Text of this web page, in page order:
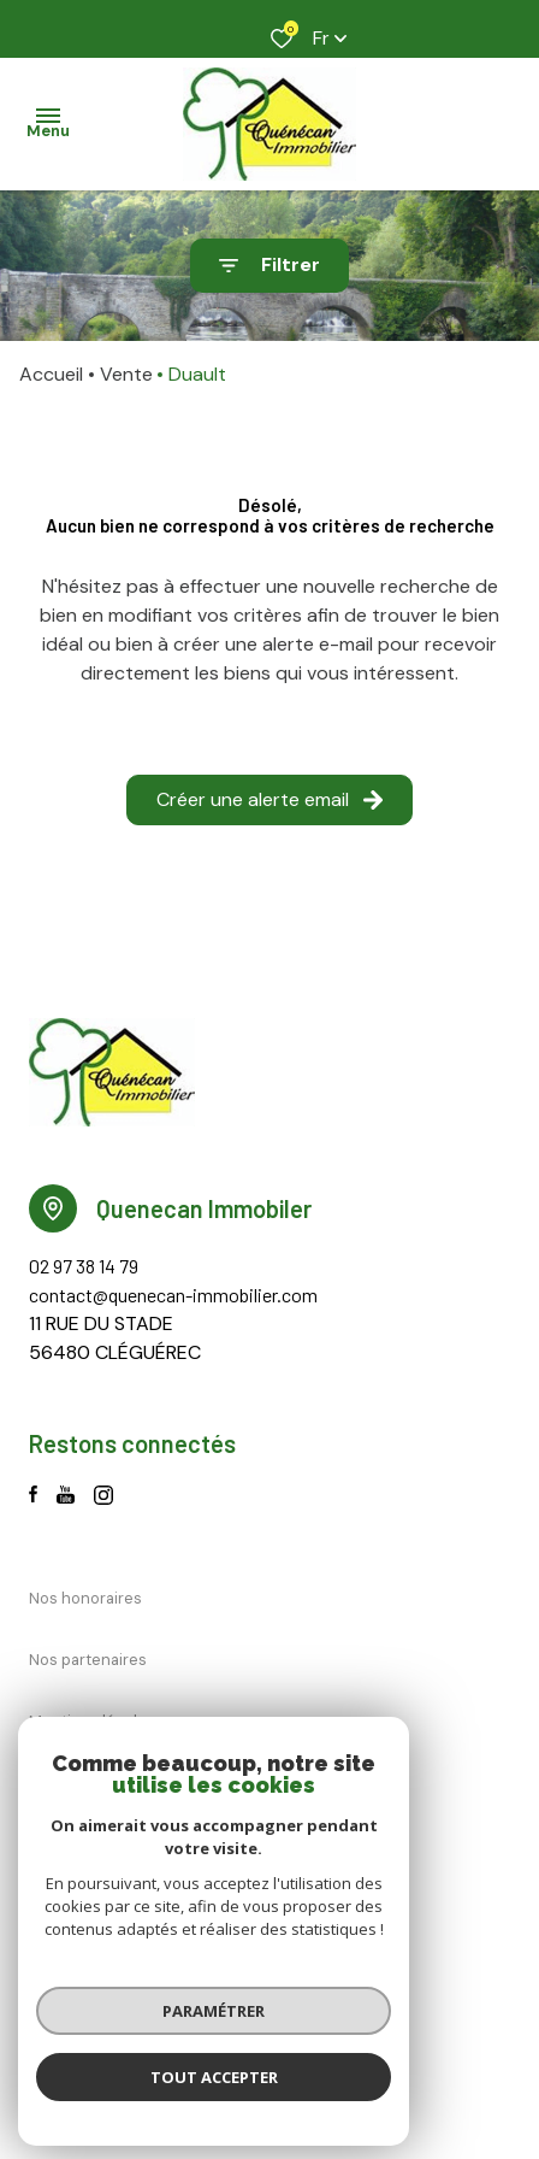
0 Fr
Menu
accueil
acheter
faire
estimer
services
notre
agence
contact
Filtrer
Accueil Vente Duault
Désolé,
Aucun bien ne correspond à vos critères de recherche
N'hésitez pas à effectuer une nouvelle recherche de
bien en modifiant vos critères afin de trouver le bien
idéal ou bien à créer une alerte e-mail pour recevoir
directement les biens qui vous intéressent.
Créer une alerte email
Quenecan Immobiler
02 97 38 14 79
contact@quenecan-immobilier.com
11 RUE DU STADE
56480 CLÉGUÉREC
Restons connectés
Nos honoraires
Nos partenaires
Mentions légales
Cookies
© 2026 | Tous droits réservés
Réalisé par
Comme beaucoup, notre site
utilise les cookies
On aimerait vous accompagner pendant
votre visite.
En poursuivant, vous acceptez l'utilisation des
cookies par ce site, afin de vous proposer des
contenus adaptés et réaliser des statistiques !
PARAMÉTRER
TOUT ACCEPTER